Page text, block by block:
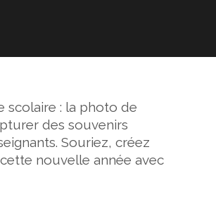
scolaire : la photo de
des souvenirs
Souriez, créez
nouvelle année avec